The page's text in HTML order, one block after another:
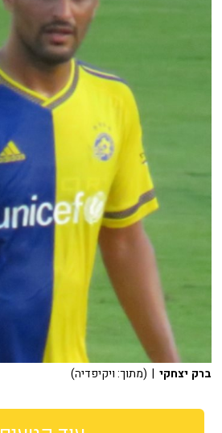
ברק יצחקי | (מתוך: ויקיפדיה)